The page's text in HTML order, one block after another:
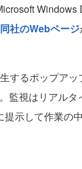
Windows
同社のWebページ
するポップアッ
監視はリアルタ
示して作業の